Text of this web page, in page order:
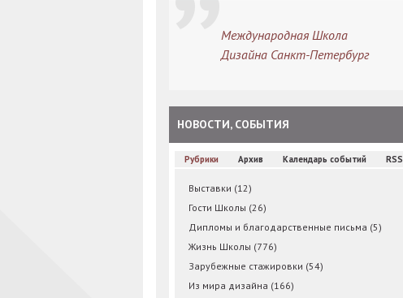
Международная Школа
Дизайна Санкт-Петербург
НОВОСТИ, СОБЫТИЯ
Рубрики Архив Календарь событий RSS
Выставки (12)
Гости Школы (26)
Дипломы и благодарственные письма (5)
Жизнь Школы (776)
Зарубежные стажировки (54)
Из мира дизайна (166)